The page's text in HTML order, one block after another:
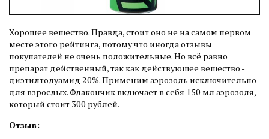
Хорошее вещество. Правда, стоит оно не на самом первом
месте этого рейтинга, потому что иногда отзывы
покупателей не очень положительные. Но всё равно
препарат действенный, так как действующее вещество -
диэтилтолуамид 20%. Применим аэрозоль исключительно
для взрослых. Флакончик включает в себя 150 мл аэрозоля,
который стоит 300 рублей.
Отзыв: